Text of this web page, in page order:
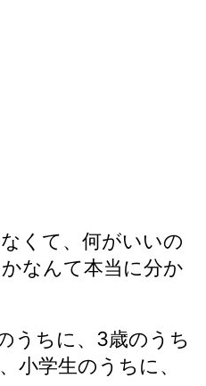
くて、何がいいの
なんて本当に分か
うちに、3歳のうち
小学生のうちに、